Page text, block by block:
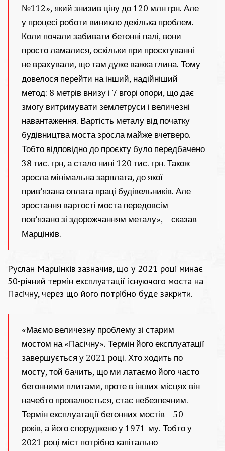
№112», який знизив ціну до 120 млн грн. Але
у процесі роботи виникло декілька проблем.
Коли почали забивати бетонні палі, вони
просто ламалися, оскільки при проєктуванні
не врахували, що там дуже важка глина. Тому
довелося перейти на інший, надійніший
метод: 8 метрів внизу і 7 вгорі опори, що дає
змогу витримувати землетруси і величезні
навантаження. Вартість металу від початку
будівництва моста зросла майже вчетверо.
Тобто відповідно до проєкту було передбачено
38 тис. грн, а стало нині 120 тис. грн. Також
зросла мінімальна зарплата, до якої
прив’язана оплата праці будівельників. Але
зростання вартості моста передовсім
пов’язано зі здорожчанням металу», – сказав
Марцінків.
Руслан Марцінків зазначив, що у 2021 році минає
50-річний термін експлуатації існуючого моста на
Пасічну, через що його потрібно буде закрити.
«Маємо величезну проблему зі старим
мостом на «Пасічну». Термін його експлуатації
завершується у 2021 році. Хто ходить по
мосту, той бачить, що ми латаємо його часто
бетонними плитами, проте в інших місцях він
начебто провалюється, стає небезпечним.
Термін експлуатації бетонних мостів – 50
років, а його споруджено у 1971-му. Тобто у
2021 році міст потрібно капітально